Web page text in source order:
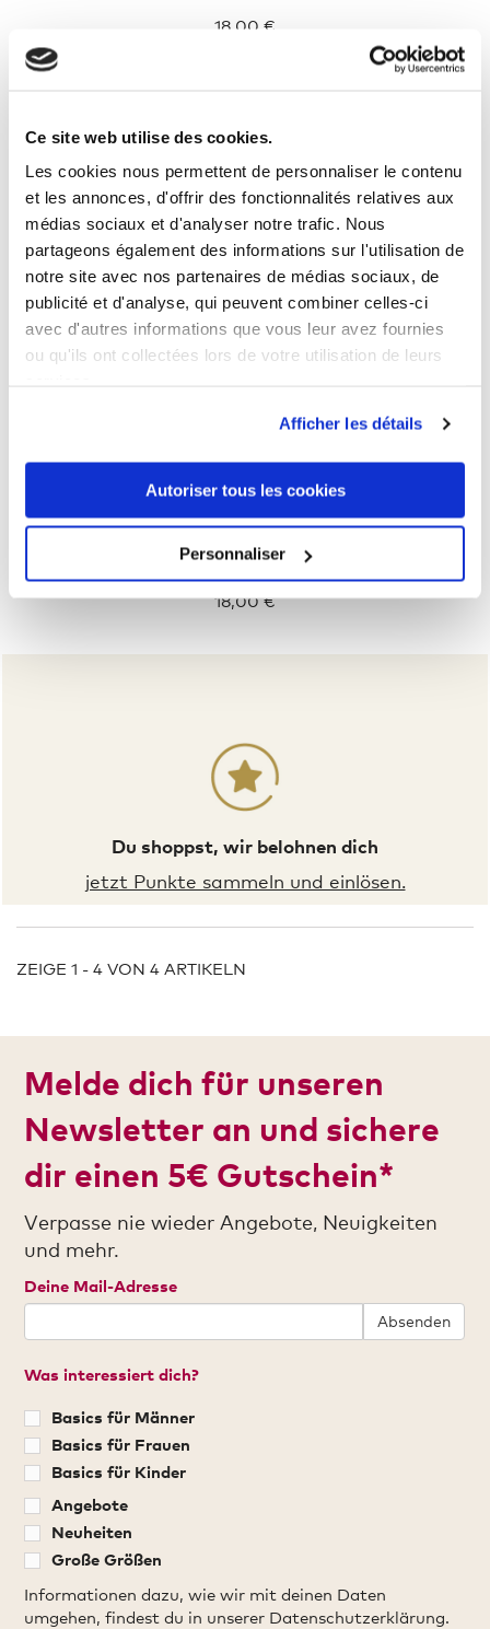
Ce site web utilise des cookies.
Les cookies nous permettent de personnaliser le contenu
et les annonces, d'offrir des fonctionnalités relatives aux
médias sociaux et d'analyser notre trafic. Nous
partageons également des informations sur l'utilisation de
notre site avec nos partenaires de médias sociaux, de
publicité et d'analyse, qui peuvent combiner celles-ci
avec d'autres informations que vous leur avez fournies
ou qu'ils ont collectées lors de votre utilisation de leurs
Afficher les détails
Autoriser tous les cookies
Personnaliser
18,00 €
M L XL
Kleid Slim-Fit Frauen
18,00 €
Du shoppst, wir belohnen dich
jetzt Punkte sammeln und einlösen.
ZEIGE 1 - 4 VON 4 ARTIKELN
Melde dich für unseren
Newsletter an und sichere
dir einen 5€ Gutschein*
Verpasse nie wieder Angebote, Neuigkeiten
und mehr.
Deine Mail-Adresse
Absenden
Was interessiert dich?
Basics für Männer
Basics für Frauen
Basics für Kinder
Angebote
Neuheiten
Große Größen
Informationen dazu, wie wir mit deinen Daten
umgehen, findest du in unserer Datenschutzerklärung.